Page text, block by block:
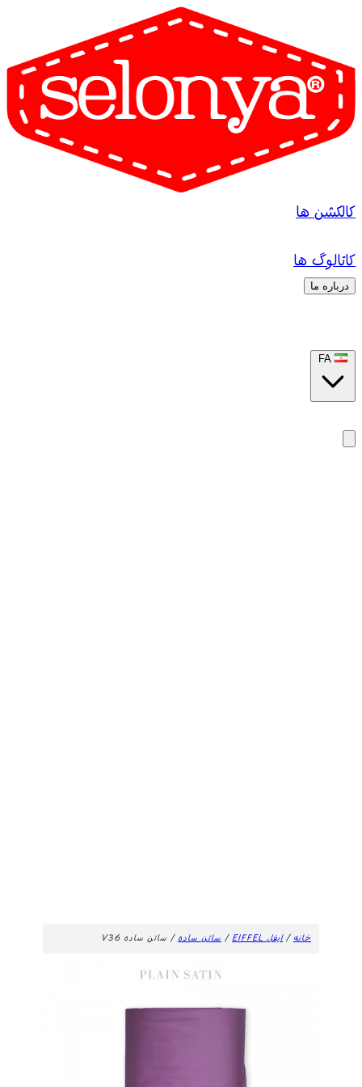
کالکشن ها
کاتالوگ ها
درباره ما
خانه/ایفل EIFFEL / ساتن ساده/ ساتن ساده V36